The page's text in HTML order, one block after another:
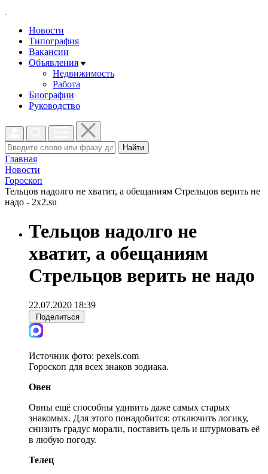
Новости
Типография
Вакансии
Объявления
Недвижимость
Работа
Биографии
Руководство
Найти
Главная
Новости
Гороскоп
Тельцов надолго не хватит, а обещаниям Стрельцов верить не
надо - 2x2.su
Тельцов надолго не
хватит, а обещаниям
Стрельцов верить не надо
22.07.2020 18:39
Поделиться
Источник фото: pexels.com
Гороскоп для всех знаков зодиака.
Овен
Овны ещё способны удивить даже самых старых
знакомых. Для этого понадобится: отключить логику,
снизить градус морали, поставить цель и штурмовать её
в любую погоду.
Телец